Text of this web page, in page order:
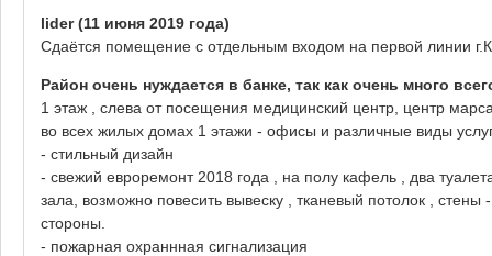
lider(11 июня 2019 года)
Сдаётся помещение с отдельным входом на первой линии
Район очень нуждается в банке, так как очень много
1 этаж , слева от посещения медицинский центр, центр
во всех жилых домах 1 этажи - офисы и различные виды
- стильный дизайн
- свежий евроремонт 2018 года , на полу кафель , два
зала, возможно повесить вывеску , тканевый потолок ,
стороны.
- пожарная охраннная сигнализация